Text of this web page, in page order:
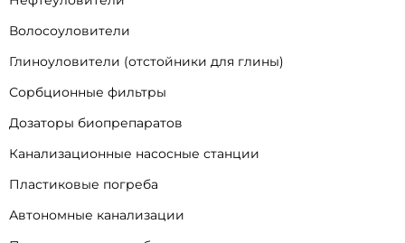
Волосоуловители
Глиноуловители (отстойники для глины)
Сорбционные фильтры
Дозаторы биопрепаратов
Канализационные насосные станции
Пластиковые погреба
Автономные канализации